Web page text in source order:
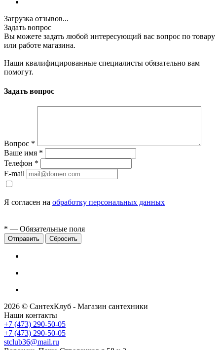
Загрузка отзывов...
Задать вопрос
Вы можете задать любой интересующий вас вопрос по товару
или работе магазина.
Наши квалифицированные специалисты обязательно вам
помогут.
Задать вопрос
Вопрос *
Ваше имя *
Телефон *
E-mail
Я согласен на обработку персональных данных
* — Обязательные поля
Сбросить
2026 © СантехКлуб - Магазин сантехники
Наши контакты
+7 (473) 290-50-05
+7 (473) 290-50-05
stclub36@mail.ru